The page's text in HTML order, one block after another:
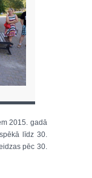
2015. gadā
līdz 30.
pēc 30.